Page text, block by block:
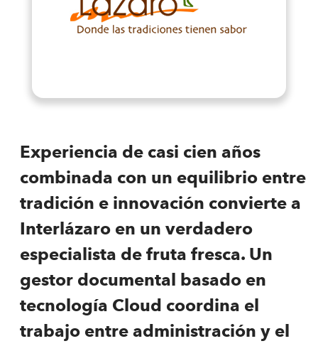
Experiencia de casi cien años
combinada con un equilibrio entre
tradición e innovación convierte a
Interlázaro en un verdadero
especialista de fruta fresca. Un
gestor documental basado en
tecnología Cloud coordina el
trabajo entre administración y el